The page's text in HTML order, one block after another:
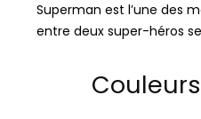
Superman est l’une des
entre deux super-héros